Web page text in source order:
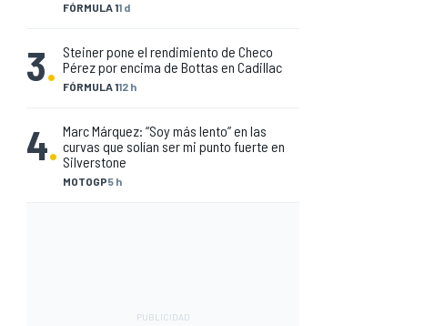
FÓRMULA 11 d
3. FÓRMULA 112 h
Steiner pone el rendimiento de Checo
Pérez por encima de Bottas en Cadillac
4.
MOTOGP5 h
Marc Márquez: “Soy más lento” en las
curvas que solían ser mi punto fuerte en
Silverstone